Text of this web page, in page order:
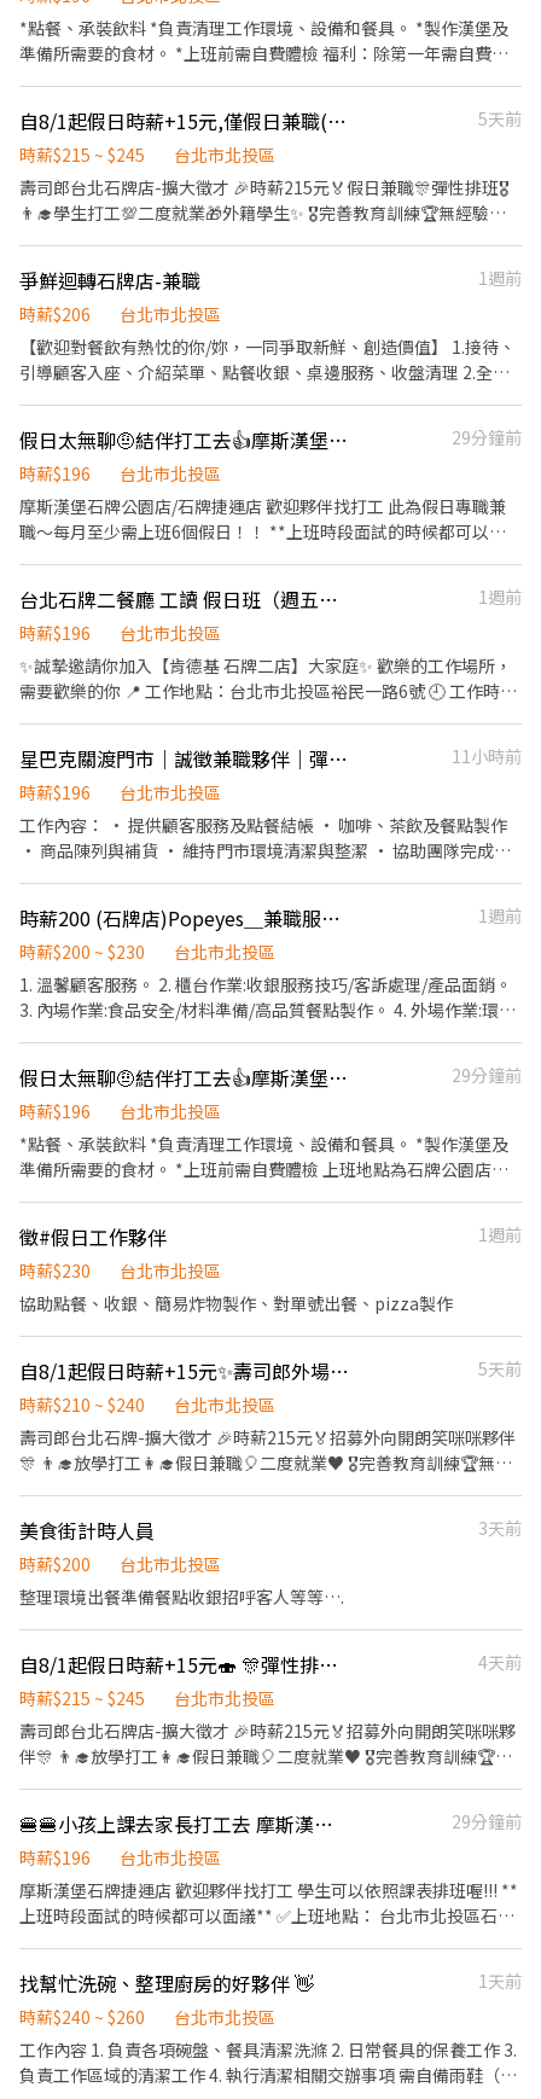
*點餐、承裝飲料 *負責清理工作環境、設備和餐具。 *製作漢堡及
準備所需要的食材。 *上班前需自費體檢 福利：除第一年需自費做
企業家電優惠⋯
自8/1起假日時薪+15元,僅假日兼職(230元起)🍣🇯🇵壽司郎🎖彈性排班💯無經驗
5天前
時薪$215 ~ $245
台北市北投區
壽司郎台北石牌店-擴大徵才 🎉時薪215元🏅假日兼職🎊彈性排班🎖
👨‍🎓學生打工💯二度就業🎁外籍學生✨️ 🎖完善教育訓練🏆無經驗也
簽約。 ✅️彈性排班：08:30~23:00(請於面試時與主管確認班表) ✅️假
日兼職排班時間須能配合上班八小時，一個月須配合至少能配合六
天班以上。 ✨另有平日兼職歡迎詢問！ ⭕工作內容 ▪外場 帶客入
座→介紹、服務→飲料提供→餐具清洗→桌邊結帳→收銀結帳......
⭕獎金福利 ▪生日禮券！ ▪員工用餐優惠！ ▪不定期活動競賽獎
金！ ▪一年4次考核及調薪！！！ ▪加班費按每分鐘精準計算！ ▪
力 ▪「以人為本」注重團隊合作及交流，採納同仁的意見，提升參
與感 ▪除學習到日本商業禮儀、衛生知識及專業的烹飪技巧，還可
接觸店鋪的經營管理，例如：成本控管及數據分析等專業知識 ▪升
遷快速且制度完善，依努力及成果將有升遷加薪的機會 ▪享有完善
計畫拓展全台灣，讓更多人有機會品嚐美味平價壽司，致力成為頂
尖品牌 ⭕基本保障 ①加班費(按每分鐘精準計算！) ②勞保、健保、
意外險 ③每月提撥勞工退休新制6% ④特休／年假按照勞基法規定
⑤颱風天出勤津貼補助 ⑥員工店內用餐折扣 ⑦提供員工制服 ⑧任職
一年後提供免費健檢
爭鮮迴轉石牌店-兼職
1週前
時薪$206
台北市北投區
【歡迎對餐飲有熱忱的你/妳，一同爭取新鮮、創造價值】 1.接待、
引導顧客入座、介紹菜單、點餐收銀、桌邊服務、收盤清理 2.全方
假日太無聊🤨結伴打工去👍摩斯漢堡石牌公園
29分鐘前
時薪$196
台北市北投區
摩斯漢堡石牌公園店/石牌捷運店 歡迎夥伴找打工 此為假日專職兼
職～每月至少需上班6個假日！！ **上班時段面試的時候都可以面
牌捷運店：台北市北投區石牌路一段174號（石牌國中斜對面） ➠
捷運：石牌捷運站1號出口步行約2分鐘 ✅工作內容 （1）收銀：協
助顧客點餐推薦餐點、製作飲品、送餐、維護客席環境 （2）內
場：製作餐點、油炸點心、洗菜、維護廚房環境 (3)需定期維護環境
月起，每月免費漢堡2個 🍔有勞健保ll照政府規定走，每日薪資清清
楚楚！ 🍔免費制服ll衣服變小變大變髒都可以再換新的 🍔國定假日ll
薪資DOUBLE！雙倍薪水！做一天抵兩天！ 🍔年度獎金ll把特休換
成錢！做越久，領越多！ 🍔升遷制度ll上班表現優良可升遷為計時
主管
台北石牌二餐廳 工讀 假日班（週五～週日）任選6~8小時
1週前
時薪$196
台北市北投區
✨誠摯邀請你加入【肯德基 石牌二店】大家庭✨ 歡樂的工作場所，
需要歡樂的你 📍 工作地點：台北市北投區裕民一路6號 🕘 工作時
餐服務客人 🍔內場餐點製作產品 🍗廚房裹粉烹製炸雞 🚿清潔環境刷
洗器具(打烊) 💰 薪資：時薪 $196起 💳 薪資發放：每月 10 號與 25
號 🎁 福利待遇： 員工餐飲 85折 三節獎金 免費制服 生日禮物及生日
禮卷 我們有完善升遷制度，努力就有舞台❤️ 🎁 津貼福利 ◆ 外送：
健康 ◆ 保險：除勞、健、勞退外，公司更為你投保團保維護你的安
全 ◆ 員工用餐折扣：兼職夥伴當日任職滿4小時，即享有85折員購
折扣；組長當日任職每四小時享有乙餐員餐 ◆ 生日/節慶禮卷：你
生日我慶祝，生日當月我們提供你品牌禮卷 讓生日更有溫度 你過節
我共歡，重要節慶我們提供你福利禮券 好好與家人歡慶 你旅遊我贊
助，每年職福會提供你旅遊津貼 好好享受幸福人生
星巴克關渡門市｜誠徵兼職夥伴｜彈性排班・完整培訓・歡迎學生加入
11小時前
時薪$196
台北市北投區
工作內容： • 提供顧客服務及點餐結帳 • 咖啡、茶飲及餐點製作
• 商品陳列與補貨 • 維持門市環境清潔與整潔 • 協助團隊完成每
公司提供完整教育訓練
時薪200 (石牌店)Popeyes＿兼職服務員(晚班)
1週前
時薪$200 ~ $230
台北市北投區
1. 溫馨顧客服務。 2. 櫃台作業:收銀服務技巧/客訴處理/產品面銷。
3. 內場作業:食品安全/材料準備/高品質餐點製作。 4. 外場作業:環境
假日太無聊🤨結伴打工去👍摩斯漢堡石牌公園店誠徵假日專班
29分鐘前
時薪$196
台北市北投區
*點餐、承裝飲料 *負責清理工作環境、設備和餐具。 *製作漢堡及
準備所需要的食材。 *上班前需自費體檢 上班地點為石牌公園店
餐飲優惠、國定假日雙倍薪、三節有異業禮金、勞健保、團保、每
月免費漢堡兑換卷、關係企業家電優惠⋯
徵#假日工作夥伴
1週前
時薪$230
台北市北投區
協助點餐、收銀、簡易炸物製作、對單號出餐、pizza製作
自8/1起假日時薪+15元✨️壽司郎外場人員 💰彈性排班👩‍🎓學生打工🎊假日兼職
5天前
時薪$210 ~ $240
台北市北投區
壽司郎台北石牌-擴大徵才 🎉時薪215元🏅招募外向開朗笑咪咪夥伴
🎊 👨‍🎓放學打工👩‍🎓假日兼職🎈二度就業♥ 🎖完善教育訓練🏆無經
習簽約。 ✅️彈性排班：08:30~23:30(請於面試時與主管確認班表) ✅️
不管是平日早班、週末假日班、放學後打烊班皆有職缺，歡迎直接
投遞履歷！ ⭕工作內容 ▪外場 帶客入座→介紹、服務→飲料提供
券！ ▪員工用餐優惠！ ▪不定期活動競賽獎金！ ▪一年4次考核及
調薪！！！ ▪加班費按每分鐘精準計算！ ▪介紹親朋好友入職，期
團隊合作及交流，採納同仁的意見，提升參與感 ▪除學習到日本商
業禮儀、衛生知識及專業的烹飪技巧，還可接觸店鋪的經營管理，
例如：成本控管及數據分析等專業知識 ▪升遷快速且制度完善，依
努力及成果將有升遷加薪的機會 ▪享有完善的福利制度，加班費為
多人有機會品嚐美味平價壽司，致力成為頂尖品牌 ⭕基本保障 ①加
班費(按每分鐘精準計算！) ②勞保、健保、意外險 ③每月提撥勞工
退休新制6% ④特休／年假按照勞基法規定 ⑤颱風天出勤津貼補助
⑥員工店內用餐折扣 ⑦提供員工制服 ⑧任職一年後提供免費健檢
美食街計時人員
3天前
時薪$200
台北市北投區
整理環境出餐準備餐點收銀招呼客人等等….
自8/1起假日時薪+15元🍣 🎊彈性排班👨‍🎓學生打工🏆二度就業🎊假日兼職
4天前
時薪$215 ~ $245
台北市北投區
壽司郎台北石牌店-擴大徵才 🎉時薪215元🏅招募外向開朗笑咪咪夥
伴🎊 👨‍🎓放學打工👩‍🎓假日兼職🎈二度就業♥ 🎖完善教育訓練🏆無
實習簽約。 ✅️彈性排班：08:30~23:30(請於面試時與主管確認班表)
✅️不管是平日早班、週末假日班、放學後打烊班皆有職缺，歡迎直
接投遞履歷！ ⭕工作內容 ▪外場 帶客入座→介紹、服務→飲料提
供→餐具清洗→桌邊結帳→收銀結帳......等。 ✔另有內場職缺可以詢
調薪！！！ ▪加班費按每分鐘精準計算！ ▪介紹親朋好友入職，期
滿可獲得3,000～10,000元獎金！ ⭕企業魅力 ▪「以人為本」注重
業禮儀、衛生知識及專業的烹飪技巧，還可接觸店鋪的經營管理，
例如：成本控管及數據分析等專業知識 ▪升遷快速且制度完善，依
🍔🍔小孩上課去家長打工去 摩斯漢堡石牌捷運店誠徵中班工讀
29分鐘前
時薪$196
台北市北投區
摩斯漢堡石牌捷運店 歡迎夥伴找打工 學生可以依照課表排班喔!!! **
上班時段面試的時候都可以面議** ✅上班地點： 台北市北投區石牌
境 （2）內場：製作餐點、油炸點心、洗菜、維護廚房環境 (3)需定
期維護環境整潔 分貨補貨等 ✅時薪：196元 ➠定期檢核，依能力調
整薪資+$5/次 ➠23:00～06:00加發早夜津貼+$45/時 ✅每月7號領薪
水 ✅員工福利 🍔半價餐飲ll超划算！ 🍔在職第二個月起，每月免費
找幫忙洗碗、整理廚房的好夥伴 👋
1天前
時薪$240 ~ $260
台北市北投區
工作內容 1. 負責各項碗盤、餐具清潔洗滌 2. 日常餐具的保養工作 3.
負責工作區域的清潔工作 4. 執行清潔相關交辦事項 需自備雨鞋（已